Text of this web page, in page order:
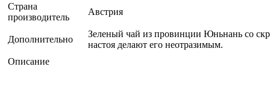
Страна
производитель
Австрия
Дополнительно
Зеленый чай из провинции Юньнань со
настоя делают его неотразимым.
Описание